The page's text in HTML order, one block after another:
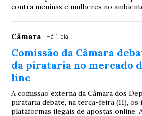
contra meninas e mulheres no
Câmara Há 1 dia
Comissão da Câmara
da pirataria no mercado
line
A comissão externa da Câmara dos
pirataria debate, na terça-feira (11), os
plataformas ilegais de apostas online.